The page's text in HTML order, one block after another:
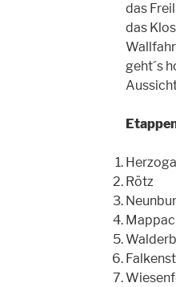
das
das
geht´s
Rötz